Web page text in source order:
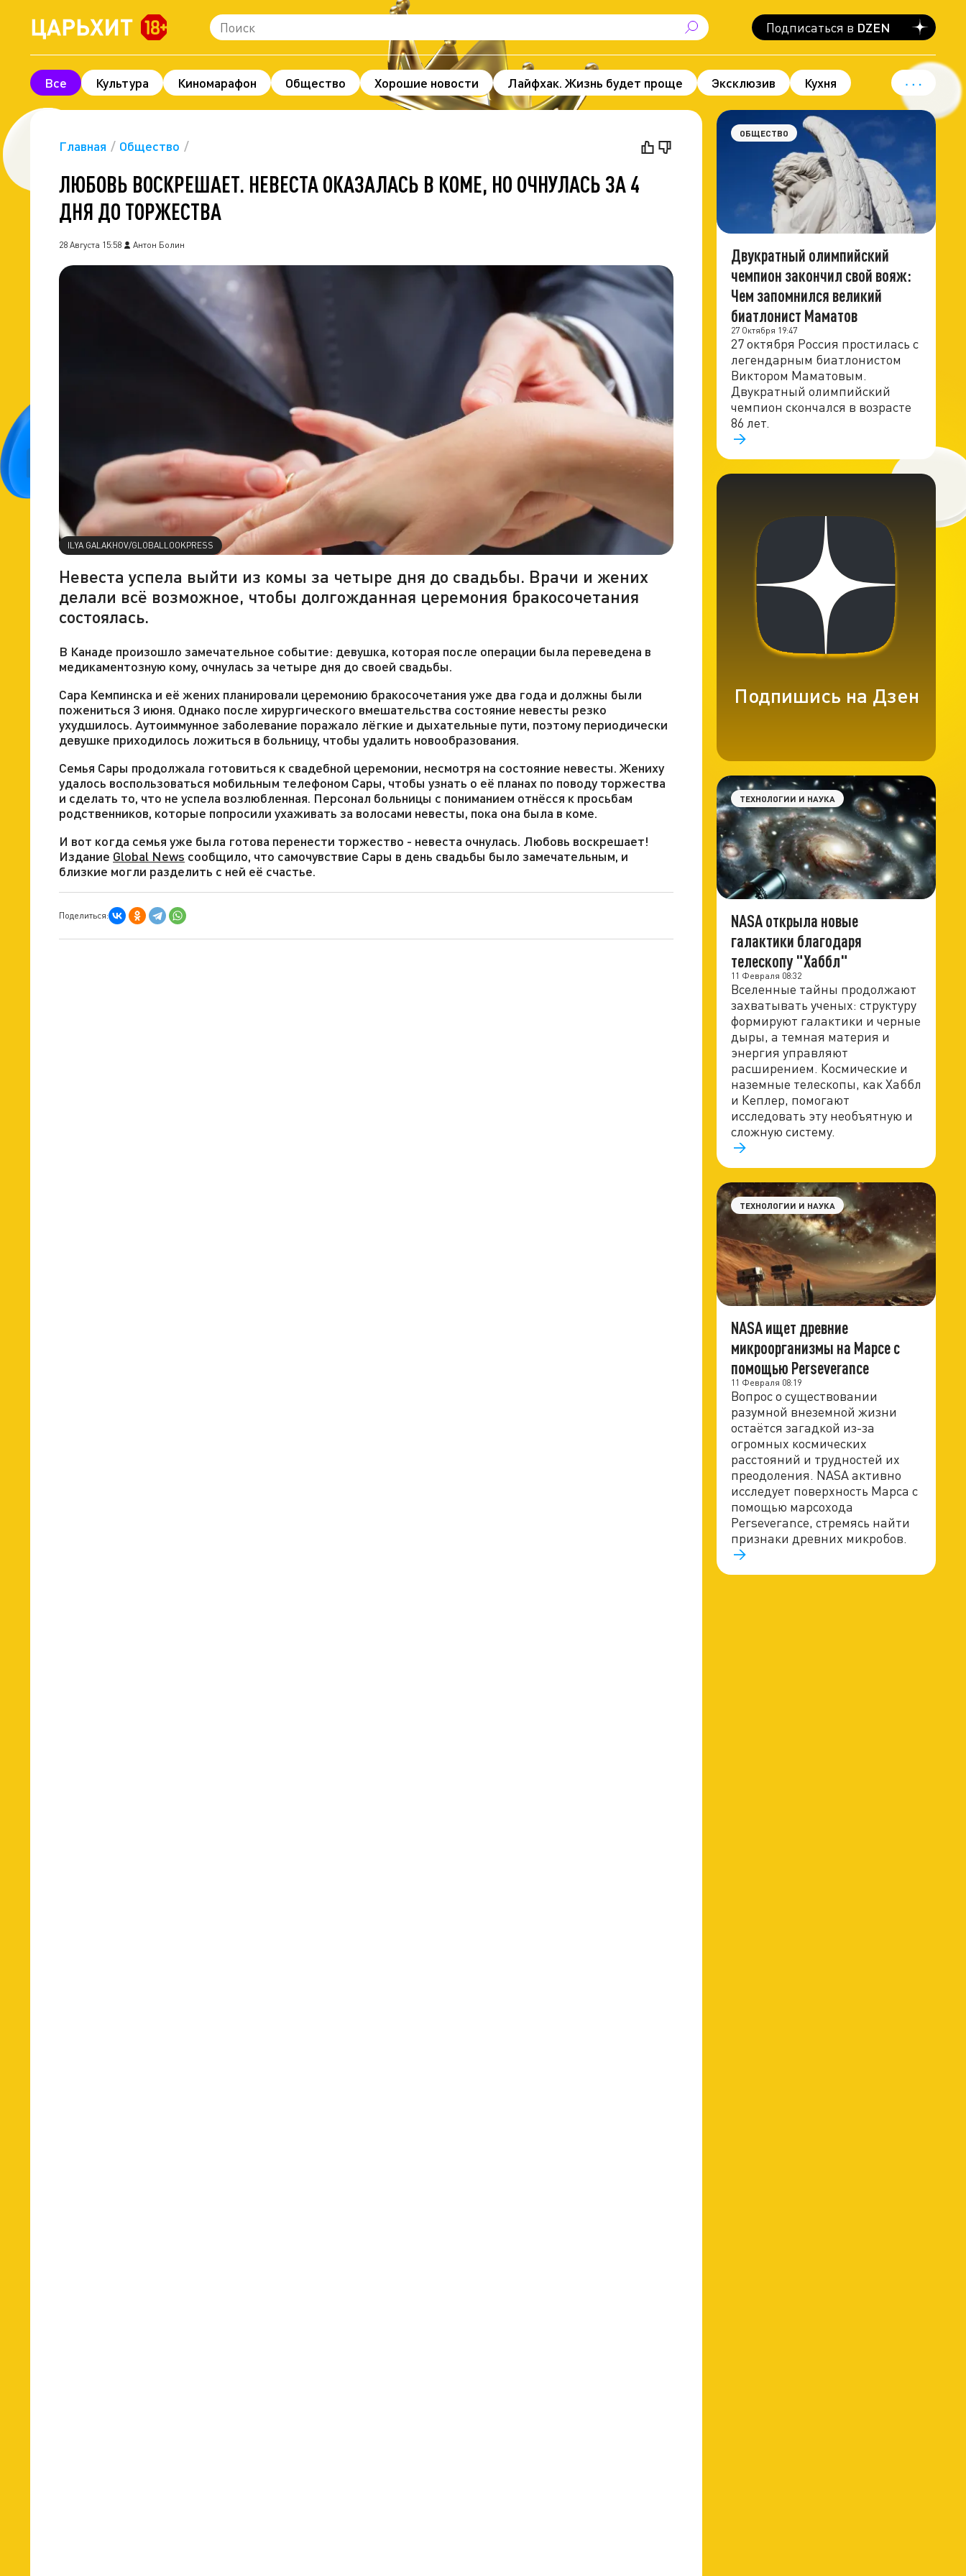
Подписаться в DZEN
Все Культура Киномарафон Общество Хорошие новости Лайфхак. Жизнь будет проще Эксклюзив
Кухня
Шоу-бизнес
Технологии и наука Легенды и факты Происшествия Здоровье Повод для гордости
Политика
Главная Общество
ЛЮБОВЬ ВОСКРЕШАЕТ. НЕВЕСТА ОКАЗАЛАСЬ В КОМЕ, НО ОЧНУЛАСЬ ЗА 4
ДНЯ ДО ТОРЖЕСТВА
28 Августа 15:58 Антон Болин
ILYA GALAKHOV/GLOBALLOOKPRESS
Невеста успела выйти из комы за четыре дня до свадьбы. Врачи и жених
делали всё возможное, чтобы долгожданная церемония бракосочетания
состоялась.
В Канаде произошло замечательное событие: девушка, которая после операции была переведена в
медикаментозную кому, очнулась за четыре дня до своей свадьбы.
Сара Кемпинска и её жених планировали церемонию бракосочетания уже два года и должны были
пожениться 3 июня. Однако после хирургического вмешательства состояние невесты резко
ухудшилось. Аутоиммунное заболевание поражало лёгкие и дыхательные пути, поэтому периодически
девушке приходилось ложиться в больницу, чтобы удалить новообразования.
Семья Сары продолжала готовиться к свадебной церемонии, несмотря на состояние невесты. Жениху
удалось воспользоваться мобильным телефоном Сары, чтобы узнать о её планах по поводу торжества
и сделать то, что не успела возлюбленная. Персонал больницы с пониманием отнёсся к просьбам
родственников, которые попросили ухаживать за волосами невесты, пока она была в коме.
И вот когда семья уже была готова перенести торжество - невеста очнулась. Любовь воскрешает!
Издание Global News сообщило, что самочувствие Сары в день свадьбы было замечательным, и
близкие могли разделить с ней её счастье.
Поделиться:
ОБЩЕСТВО
Двукратный олимпийский
чемпион закончил свой вояж:
Чем запомнился великий
биатлонист Маматов
27 Октября 19:47
27 октября Россия простилась с
легендарным биатлонистом
Виктором Маматовым.
Двукратный олимпийский
чемпион скончался в возрасте
86 лет.
Подпишись на Дзен
ТЕХНОЛОГИИ И НАУКА
NASA открыла новые
галактики благодаря
телескопу "Хаббл"
11 Февраля 08:32
Вселенные тайны продолжают
захватывать ученых: структуру
формируют галактики и черные
дыры, а темная материя и
энергия управляют
расширением. Космические и
наземные телескопы, как Хаббл
и Кеплер, помогают
исследовать эту необъятную и
сложную систему.
ТЕХНОЛОГИИ И НАУКА
NASA ищет древние
микроорганизмы на Марсе с
помощью Perseverance
11 Февраля 08:19
Вопрос о существовании
разумной внеземной жизни
остаётся загадкой из-за
огромных космических
расстояний и трудностей их
преодоления. NASA активно
исследует поверхность Марса с
помощью марсохода
Perseverance, стремясь найти
признаки древних микробов.